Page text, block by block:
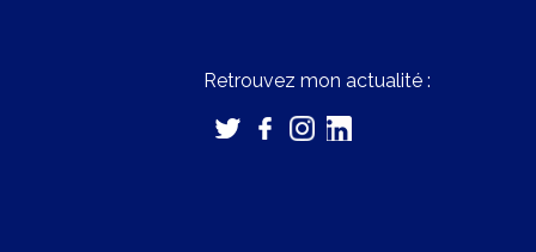
Retrouvez mon actualité :